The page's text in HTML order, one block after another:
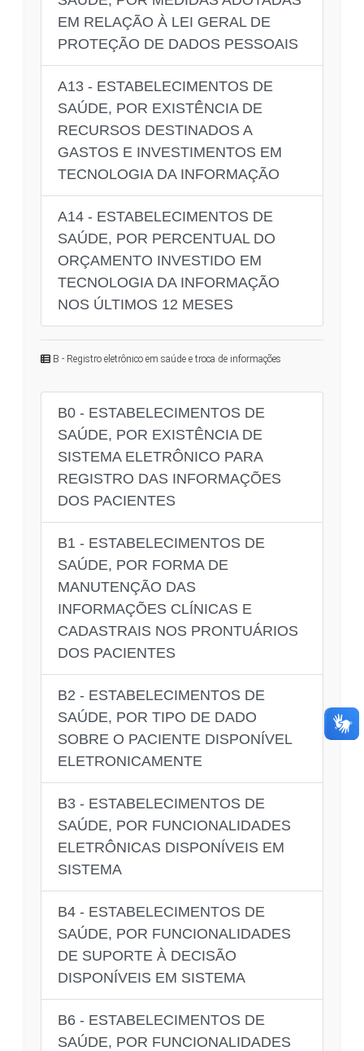
EM RELAÇÃO À LEI GERAL DE
PROTEÇÃO DE DADOS PESSOAIS
A13 - ESTABELECIMENTOS DE
SAÚDE, POR EXISTÊNCIA DE
RECURSOS DESTINADOS A
GASTOS E INVESTIMENTOS EM
TECNOLOGIA DA INFORMAÇÃO
A14 - ESTABELECIMENTOS DE
SAÚDE, POR PERCENTUAL DO
ORÇAMENTO INVESTIDO EM
TECNOLOGIA DA INFORMAÇÃO
NOS ÚLTIMOS 12 MESES
B - Registro eletrônico em saúde e troca de informações
B0 - ESTABELECIMENTOS DE
SAÚDE, POR EXISTÊNCIA DE
SISTEMA ELETRÔNICO PARA
REGISTRO DAS INFORMAÇÕES
DOS PACIENTES
B1 - ESTABELECIMENTOS DE
SAÚDE, POR FORMA DE
MANUTENÇÃO DAS
INFORMAÇÕES CLÍNICAS E
CADASTRAIS NOS PRONTUÁRIOS
DOS PACIENTES
B2 - ESTABELECIMENTOS DE
SAÚDE, POR TIPO DE DADO
SOBRE O PACIENTE DISPONÍVEL
ELETRONICAMENTE
B3 - ESTABELECIMENTOS DE
SAÚDE, POR FUNCIONALIDADES
ELETRÔNICAS DISPONÍVEIS EM
SISTEMA
B4 - ESTABELECIMENTOS DE
SAÚDE, POR FUNCIONALIDADES
DE SUPORTE À DECISÃO
DISPONÍVEIS EM SISTEMA
B6 - ESTABELECIMENTOS DE
SAÚDE, POR FUNCIONALIDADES